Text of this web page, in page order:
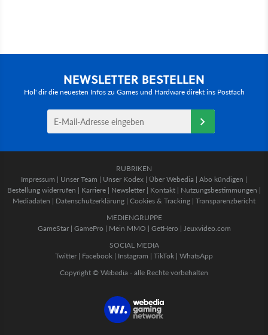
NEWSLETTER BESTELLEN
Hol' dir die neuesten Infos zu Games und Hardware direkt ins Postfach
RUBRIKEN
Impressum | Unser Team | Unser Kodex | Über Webedia | Abo kündigen |
Bestellung widerrufen | Karriere | Newsletter | Kontakt | Nutzungsbestimmungen |
Mediadaten | Datenschutzerklärung | Cookies & Tracking | Transparenzbericht
MEDIENGRUPPE
GameStar| GamePro | Mein MMO | GetHero | Jeuxvideo.com
SOCIAL MEDIA
Twitter | Facebook | Instagram | TikTok | WhatsApp
Copyright © Webedia - alle Rechte vorbehalten